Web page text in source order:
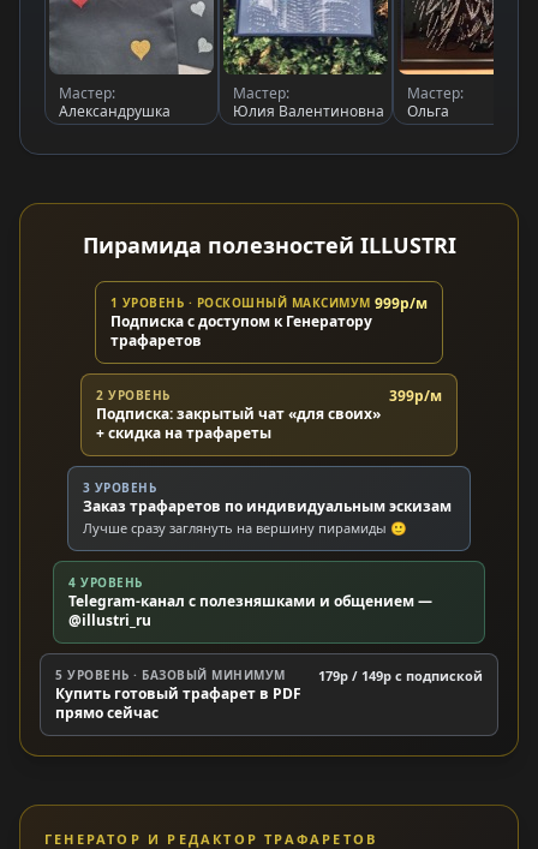
Мастер:
Александрушка
Мастер:
Юлия Валентиновна
Мастер:
Ольга
Пирамида полезностей ILLUSTRI
1 УРОВЕНЬ · РОСКОШНЫЙ МАКСИМУМ
Подписка с доступом к Генератору
трафаретов
999р/м
2 УРОВЕНЬ
Подписка: закрытый чат «для своих»
+ скидка на трафареты
399р/м
3 УРОВЕНЬ
Заказ трафаретов по индивидуальным эскизам
Лучше сразу заглянуть на вершину пирамиды 🙂
4 УРОВЕНЬ
Telegram-канал с полезняшками и общением —
@illustri_ru
5 УРОВЕНЬ · БАЗОВЫЙ МИНИМУМ
Купить готовый трафарет в PDF
прямо сейчас
179р / 149р c подпиской
ГЕНЕРАТОР И РЕДАКТОР ТРАФАРЕТОВ